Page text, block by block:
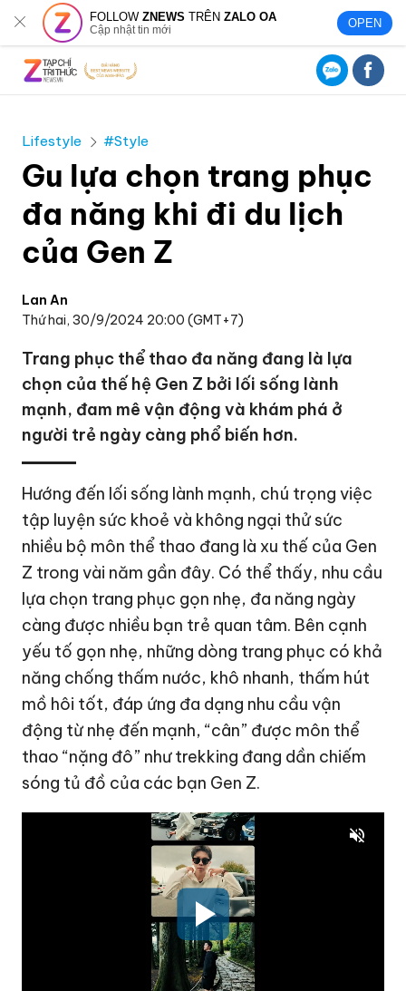
FOLLOWZNEWS TRÊNZALO OA
Cập nhật tin mới OPEN
Lifestyle #Style
Gu lựa chọn trang phục
đa năng khi đi du lịch
của Gen Z
Lan An
Thứ hai, 30/9/2024 20:00 (GMT+7)
Trang phục thể thao đa năng đang là lựa
chọn của thế hệ Gen Z bởi lối sống lành
mạnh, đam mê vận động và khám phá ở
người trẻ ngày càng phổ biến hơn.
Hướng đến lối sống lành mạnh, chú trọng việc
tập luyện sức khoẻ và không ngại thử sức
nhiều bộ môn thể thao đang là xu thế của Gen
Z trong vài năm gần đây. Có thể thấy, nhu cầu
lựa chọn trang phục gọn nhẹ, đa năng ngày
càng được nhiều bạn trẻ quan tâm. Bên cạnh
yếu tố gọn nhẹ, những dòng trang phục có khả
năng chống thấm nước, khô nhanh, thấm hút
mồ hôi tốt, đáp ứng đa dạng nhu cầu vận
động từ nhẹ đến mạnh, “cân” được môn thể
thao “nặng đô” như trekking đang dần chiếm
sóng tủ đồ của các bạn Gen Z.